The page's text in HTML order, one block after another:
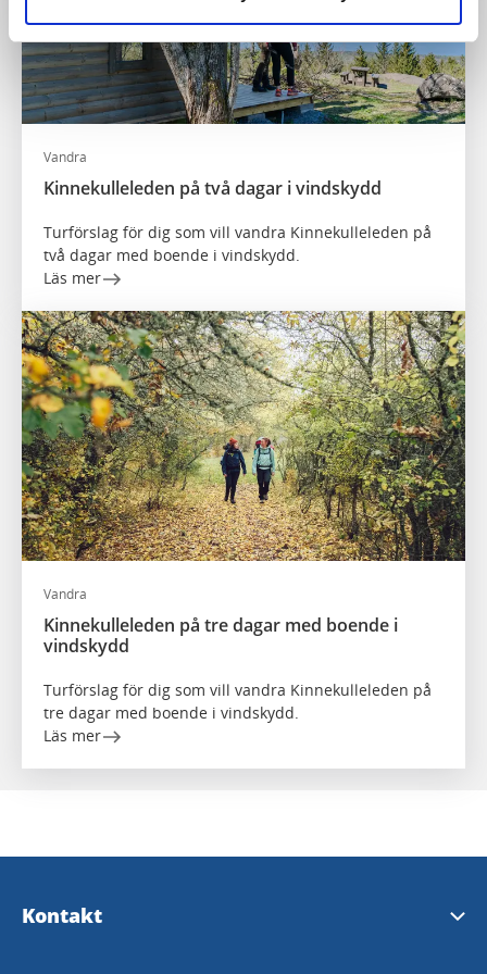
Vandra
Kinnekulleleden på två dagar i vindskydd
Turförslag för dig som vill vandra Kinnekulleleden på
två dagar med boende i vindskydd.
Läs mer
Vandra
Kinnekulleleden på tre dagar med boende i
vindskydd
Turförslag för dig som vill vandra Kinnekulleleden på
tre dagar med boende i vindskydd.
Läs mer
Kontakt